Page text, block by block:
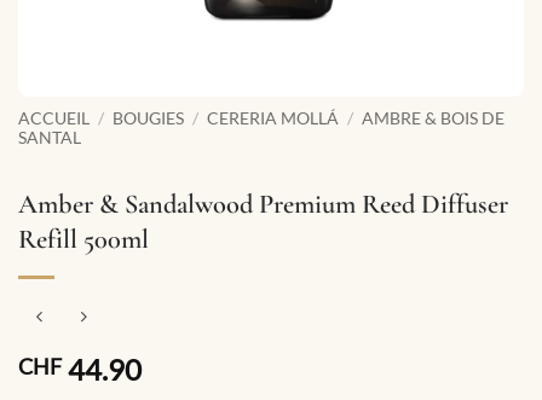
ACCUEIL / BOUGIES / CERERIA MOLLÁ / AMBRE & BOIS DE
SANTAL
Amber & Sandalwood Premium Reed Diffuser
Refill 500ml
CHF44.90